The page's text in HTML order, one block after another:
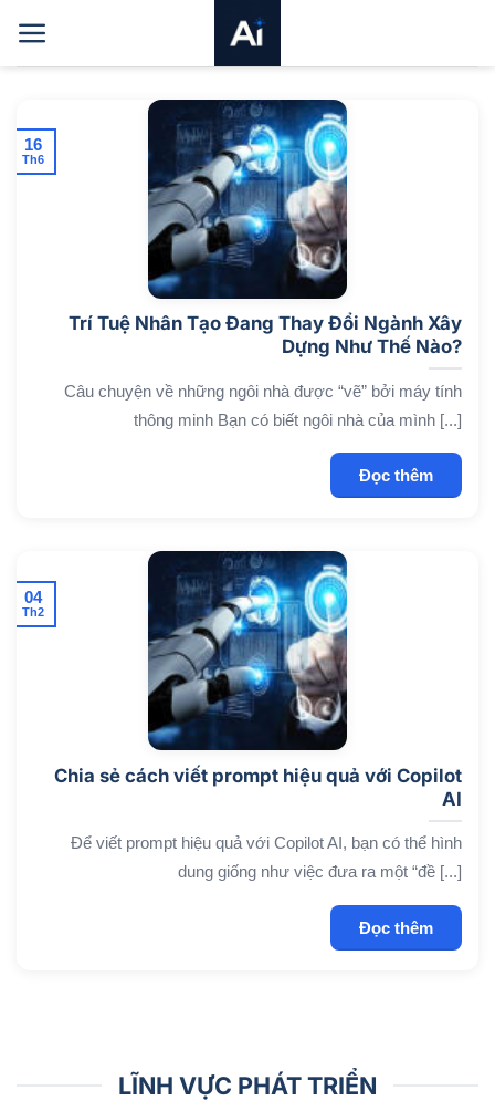
qua
nội
Trí Tuệ Nhân Tạo Đang Thay Đổi Ngành Xây
Dựng Như Thế Nào?
Câu chuyện về những ngôi nhà được “vẽ” bởi máy tính
thông minh Bạn có biết ngôi nhà của mình [...]
Đọc thêm
16
Th6
Chia sẻ cách viết prompt hiệu quả với Copilot
AI
Để viết prompt hiệu quả với Copilot AI, bạn có thể hình
dung giống như việc đưa ra một “đề [...]
Đọc thêm
04
Th2
LĨNH VỰC PHÁT TRIỂN